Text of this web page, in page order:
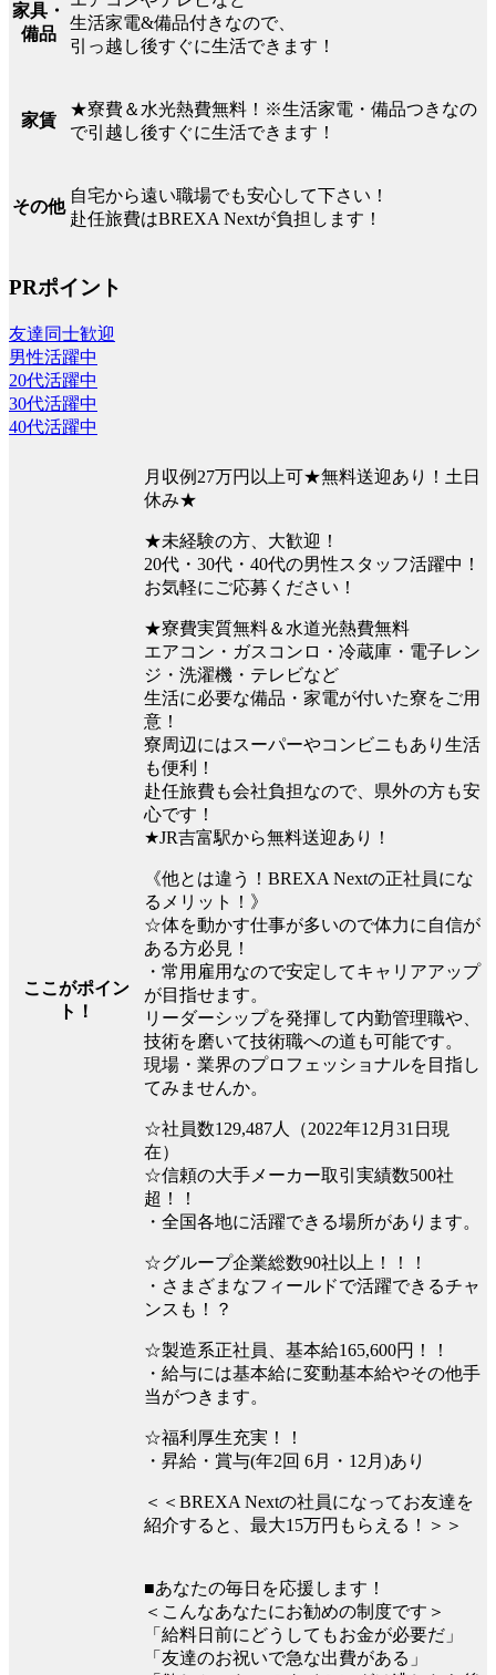
家具・
備品
生活家電&備品付きなので、
引っ越し後すぐに生活できます！
家賃
★寮費＆水光熱費無料！※生活家電・備品つきなの
で引越し後すぐに生活できます！
その他
自宅から遠い職場でも安心して下さい！
赴任旅費はBREXA Nextが負担します！
PRポイント
友達同士歓迎
男性活躍中
20代活躍中
30代活躍中
40代活躍中
ここがポイン
ト！
月収例27万円以上可★無料送迎あり！土日
休み★
★未経験の方、大歓迎！
20代・30代・40代の男性スタッフ活躍中！
お気軽にご応募ください！
★寮費実質無料＆水道光熱費無料
エアコン・ガスコンロ・冷蔵庫・電子レン
ジ・洗濯機・テレビなど
生活に必要な備品・家電が付いた寮をご用
意！
寮周辺にはスーパーやコンビニもあり生活
も便利！
赴任旅費も会社負担なので、県外の方も安
心です！
★JR吉富駅から無料送迎あり！
《他とは違う！BREXA Nextの正社員にな
るメリット！》
☆体を動かす仕事が多いので体力に自信が
ある方必見！
・常用雇用なので安定してキャリアアップ
が目指せます。
リーダーシップを発揮して内勤管理職や、
技術を磨いて技術職への道も可能です。
現場・業界のプロフェッショナルを目指し
てみませんか。
☆社員数129,487人（2022年12月31日現
在）
☆信頼の大手メーカー取引実績数500社
超！！
・全国各地に活躍できる場所があります。
☆グループ企業総数90社以上！！！
・さまざまなフィールドで活躍できるチャ
ンスも！？
☆製造系正社員、基本給165,600円！！
・給与には基本給に変動基本給やその他手
当がつきます。
☆福利厚生充実！！
・昇給・賞与(年2回 6月・12月)あり
＜＜BREXA Nextの社員になってお友達を
紹介すると、最大15万円もらえる！＞＞
■あなたの毎日を応援します！
＜こんなあなたにお勧めの制度です＞
「給料日前にどうしてもお金が必要だ」
「友達のお祝いで急な出費がある」